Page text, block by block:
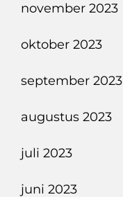
november 2023
oktober 2023
september 2023
augustus 2023
juli 2023
juni 2023